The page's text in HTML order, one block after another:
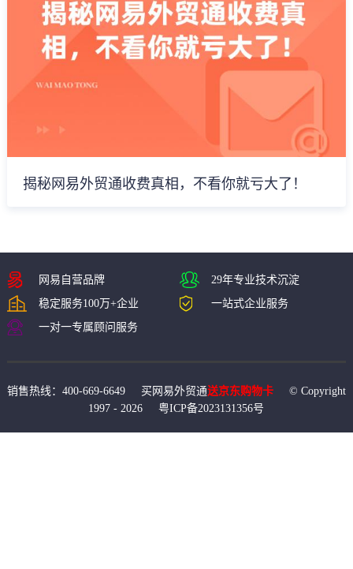
揭秘网易外贸通收费真相，不看你就亏大了！
网易自营品牌
29年专业技术沉淀
稳定服务100万+企业
一站式企业服务
一对一专属顾问服务
销售热线：400-669-6649 买网易外贸通送京东购物卡© Copyright
1997 -2026粤ICP备2023131356号